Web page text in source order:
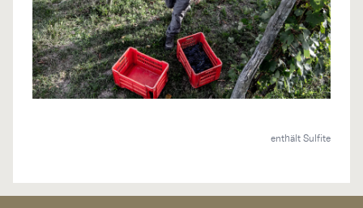
enthält Sulfite